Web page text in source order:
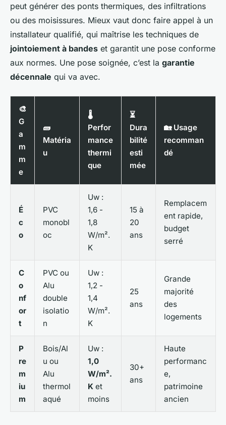
peut générer des ponts thermiques, des infiltrations
ou des moisissures. Mieux vaut donc faire appel à un
installateur qualifié, qui maîtrise les techniques de
jointoiement à bandes et garantit une pose conforme
aux normes. Une pose soignée, c’est la garantie
décennale qui va avec.
🎨
G
a
m
m
e
🧱
Matéria
u
🌡️
Perfor
mance
thermi
que
⏳
Dura
bilité
esti
mée
🏡 Usage
recomman
dé
É
c
o
PVC
monobl
oc
Uw :
1,6 -
1,8
W/m².
K
15 à
20
ans
Remplacem
ent rapide,
budget
serré
C
o
nf
or
t
PVC ou
Alu
double
isolatio
n
Uw :
1,2 -
1,4
W/m².
K
25
ans
Grande
majorité
des
logements
P
re
m
iu
m
Bois/Al
u ou
Alu
thermol
aqué
Uw :
1,0
W/m².
K et
moins
30+
ans
Haute
performanc
e,
patrimoine
ancien